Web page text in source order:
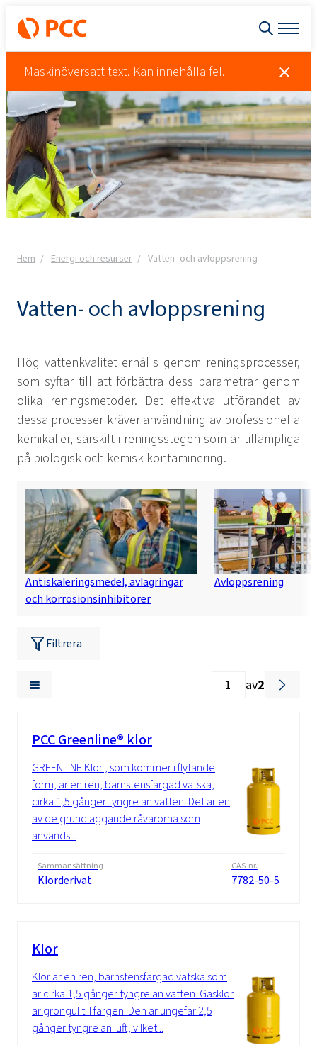
Maskinöversatt text. Kan innehålla fel.
Hem Energi och resurser Vatten- och avloppsrening
Vatten- och avloppsrening
Hög vattenkvalitet erhålls genom reningsprocesser,
som syftar till att förbättra dess parametrar genom
olika reningsmetoder. Det effektiva utförandet av
dessa processer kräver användning av professionella
kemikalier, särskilt i reningsstegen som är tillämpliga
på biologisk och kemisk kontaminering.
Antiskaleringsmedel, avlagringar
och korrosionsinhibitorer
Avloppsrening
Filtrera
av2
PCC Greenline® klor
GREENLINE Klor , som kommer i flytande
form, är en ren, bärnstensfärgad vätska,
cirka 1,5 gånger tyngre än vatten. Det är en
av de grundläggande råvarorna som
används...
Sammansättning
Klorderivat
CAS-nr.
7782-50-5
Klor
Klor är en ren, bärnstensfärgad vätska som
är cirka 1,5 gånger tyngre än vatten. Gasklor
är gröngul till färgen. Den är ungefär 2,5
gånger tyngre än luft, vilket...